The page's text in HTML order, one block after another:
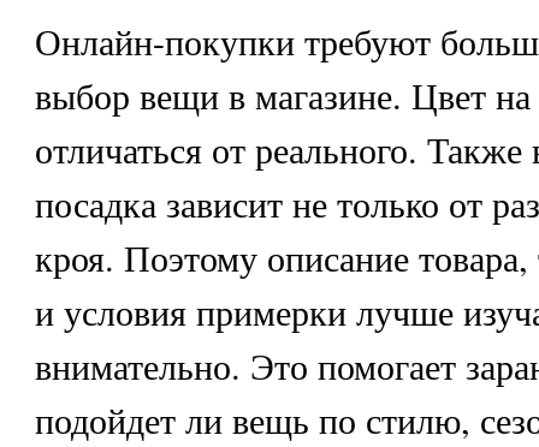
Онлайн-покупки требуют
выбор вещи в магазине. Цвет
отличаться от реального.
посадка зависит не только от
кроя. Поэтому описание
и условия примерки лучше
внимательно. Это помогает
подойдет ли вещь по стилю,